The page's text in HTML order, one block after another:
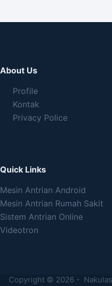
About Us
Profile
Kontak
Privacy Police
Quick Links
Mesin Antrian Android
Mesin Antrian Rumah Sakit
Sistem Antrian Online
Videotron
Copyright © 2026 -